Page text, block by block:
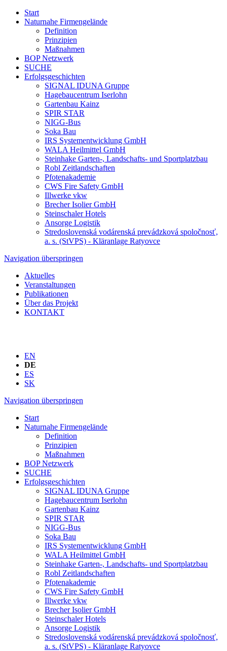
Start
Naturnahe Firmengelände
Definition
Prinzipien
Maßnahmen
BOP Netzwerk
SUCHE
Erfolgsgeschichten
SIGNAL IDUNA Gruppe
Hagebaucentrum Iserlohn
Gartenbau Kainz
SPIR STAR
NIGG-Bus
Soka Bau
IRS Systementwicklung GmbH
WALA Heilmittel GmbH
Steinhake Garten-, Landschafts- und Sportplatzbau
Robl Zeitlandschaften
Pfotenakademie
CWS Fire Safety GmbH
Illwerke vkw
Brecher Isolier GmbH
Steinschaler Hotels
Ansorge Logistik
Stredoslovenská vodárenská prevádzková spoločnosť,
a. s. (StVPS) - Kläranlage Ratyovce
Navigation überspringen
Aktuelles
Veranstaltungen
Publikationen
Über das Projekt
KONTAKT
EN
DE
ES
SK
Navigation überspringen
Start
Naturnahe Firmengelände
Definition
Prinzipien
Maßnahmen
BOP Netzwerk
SUCHE
Erfolgsgeschichten
SIGNAL IDUNA Gruppe
Hagebaucentrum Iserlohn
Gartenbau Kainz
SPIR STAR
NIGG-Bus
Soka Bau
IRS Systementwicklung GmbH
WALA Heilmittel GmbH
Steinhake Garten-, Landschafts- und Sportplatzbau
Robl Zeitlandschaften
Pfotenakademie
CWS Fire Safety GmbH
Illwerke vkw
Brecher Isolier GmbH
Steinschaler Hotels
Ansorge Logistik
Stredoslovenská vodárenská prevádzková spoločnosť,
a. s. (StVPS) - Kläranlage Ratyovce